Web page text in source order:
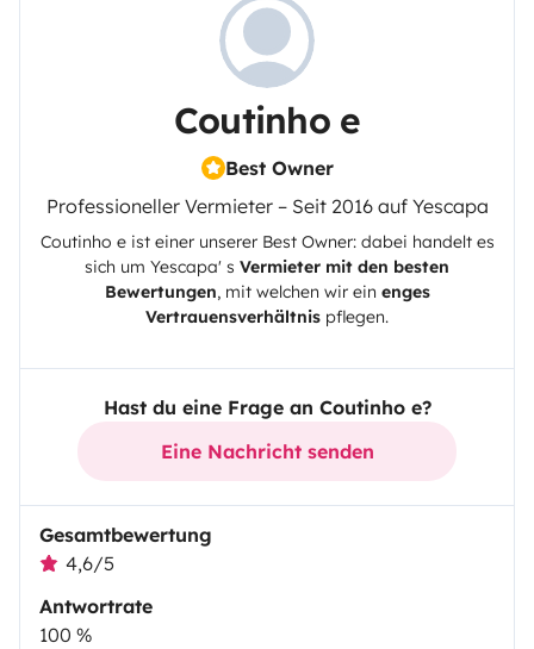
Coutinho e
Best Owner
Professioneller Vermieter – Seit 2016 auf Yescapa
Coutinho eist einer unserer Best Owner: dabei handelt es
sich um Yescapa' s Vermieter mit den besten
Bewertungen, mit welchen wir ein enges
Vertrauensverhältnis pflegen.
Hast du eine Frage an Coutinho e?
Eine Nachricht senden
Gesamtbewertung
4,6/5
Antwortrate
100 %